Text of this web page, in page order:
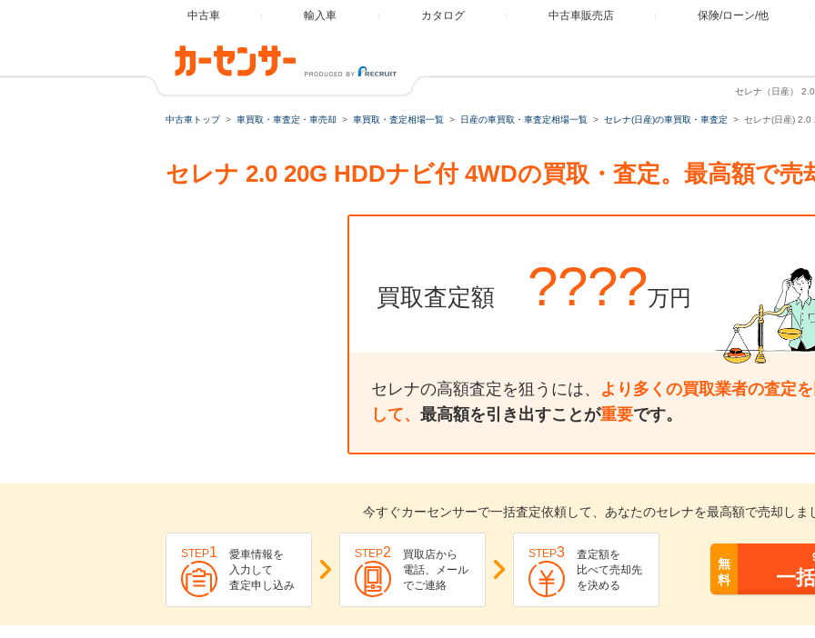
中古車 輸入車 カタログ 中古車販売店 保険/ローン/他
セレナ（日産）
中古車トップ 車買取・車査定・車売却 車買取・査定相場一覧 日産の車買取・車査定相場一覧 セレナ(日産)の車買取・車査定 セレナ(日産) 2.0
セレナ 2.0 20G HDDナビ付 4WDの買取・査定。最高額で売
買取査定額 ????万円
セレナの高額査定を狙うには、 より多くの買取業者の査定
して、 最高額を引き出すことが重要です。
今すぐカーセンサーで一括査定依頼して、あなたのセレナを最高額で売却しま
STEP1
愛車情報を
入力して
査定申し込み
STEP2
買取店から
電話、メール
でご連絡
STEP3
査定額を
比べて売却先
を決める
無
料
一